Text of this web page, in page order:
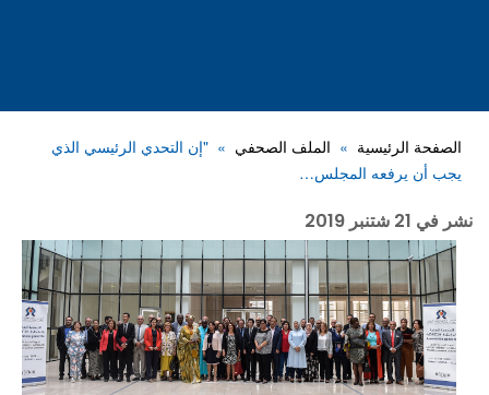
الصفحة الرئيسية الملف الصحفي
"إن التحدي الرئيسي الذي
يجب أن يرفعه المجلس…
نشر في 21 شتنبر 2019